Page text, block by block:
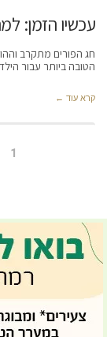
עכשיו הזמן:
חג הפורים מתקרב
הטובה ביותר עבור
קרא עוד ←
1